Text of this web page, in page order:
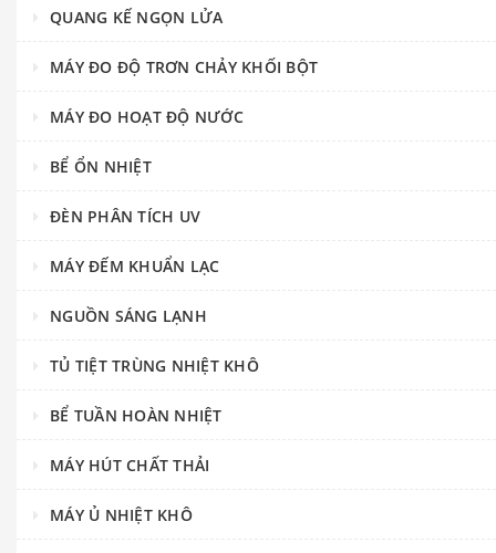
QUANG KẾ NGỌN LỬA
MÁY ĐO ĐỘ TRƠN CHẢY KHỐI BỘT
MÁY ĐO HOẠT ĐỘ NƯỚC
BỂ ỔN NHIỆT
ĐÈN PHÂN TÍCH UV
MÁY ĐẾM KHUẨN LẠC
NGUỒN SÁNG LẠNH
TỦ TIỆT TRÙNG NHIỆT KHÔ
BỂ TUẦN HOÀN NHIỆT
MÁY HÚT CHẤT THẢI
MÁY Ủ NHIỆT KHÔ